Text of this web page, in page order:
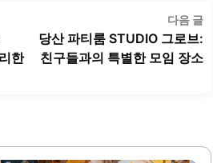
한
다음 글
당산 파티룸 STUDIO 그로브:
친구들과의 특별한 모임 장소